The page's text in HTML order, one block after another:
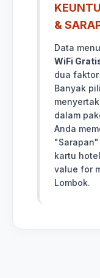
&
Data
WiFi
dua
Banyak
dalam
Anda
kartu
value for
Lombok.